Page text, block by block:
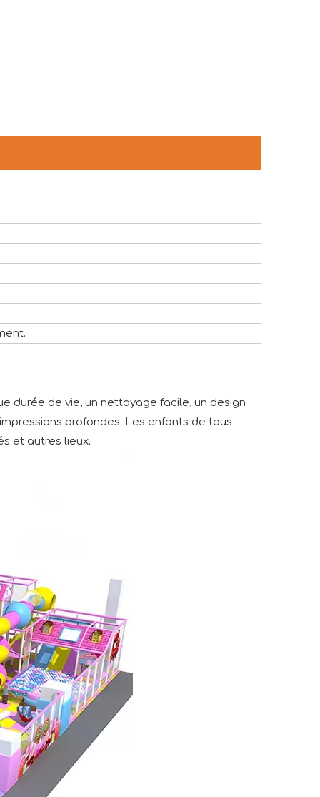
durée de vie, un nettoyage facile, un design
profondes. Les enfants de tous
et autres lieux.